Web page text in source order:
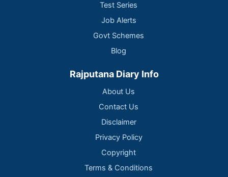
Test Series
Job Alerts
Govt Schemes
Blog
Rajputana Diary Info
About Us
Contact Us
Disclaimer
Privacy Policy
Copyright
Terms & Conditions